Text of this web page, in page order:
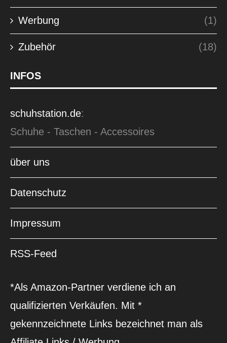
Werbung (1)
Zubehör (18)
INFOS
schuhstation.de:
Schuhe - Taschen - Accessoires
über uns
Datenschutz
Impressum
RSS-Feed
*Als Amazon-Partner verdiene ich an
qualifizierten Verkäufen. Mit *
gekennzeichnete Links bezeichnet man als